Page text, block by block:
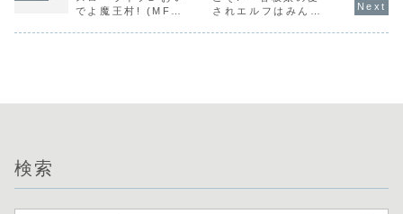
でよ魔王村! (MF文
されエルフはみんな
検索